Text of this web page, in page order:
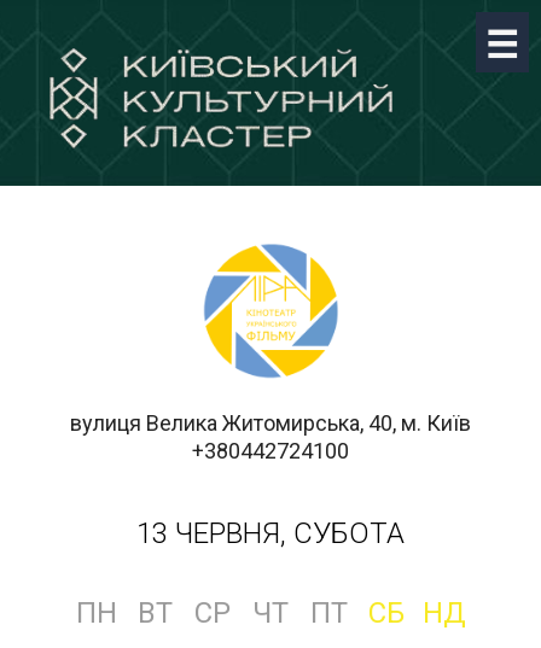
вулиця Велика Житомирська, 40, м. Київ
+380442724100
13 ЧЕРВНЯ, СУБОТА
ПН ВТ СР ЧТ ПТ СБ
НД